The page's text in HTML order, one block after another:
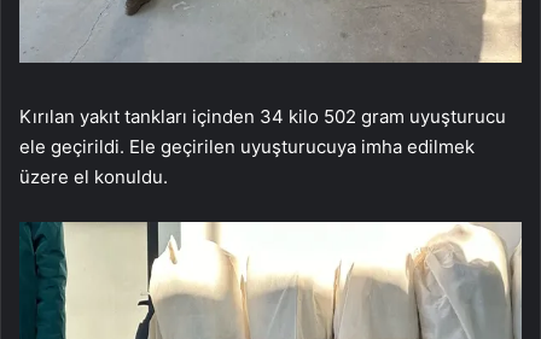
Kırılan yakıt tankları içinden 34 kilo 502 gram uyuşturucu
ele geçirildi. Ele geçirilen uyuşturucuya imha edilmek
üzere el konuldu.